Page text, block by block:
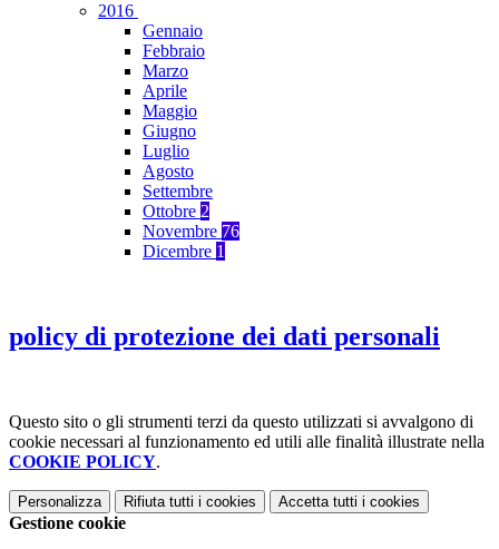
2016
Gennaio
Febbraio
Marzo
Aprile
Maggio
Giugno
Luglio
Agosto
Settembre
Ottobre 2
Novembre 76
Dicembre 1
policy di protezione dei dati personali
Questo sito o gli strumenti terzi da questo utilizzati si avvalgono di
cookie necessari al funzionamento ed utili alle finalità illustrate nella
COOKIE POLICY.
Personalizza Rifiuta tutti i cookies Accetta tutti i cookies
Gestione cookie